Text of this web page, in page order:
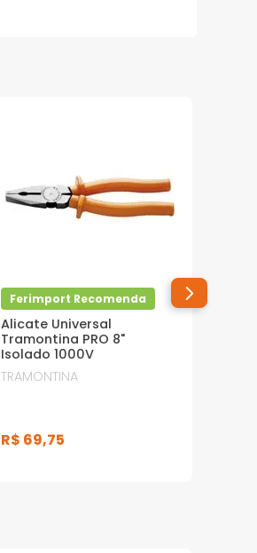
Ferimport Recomenda
Alicate Universal
Tramontina PRO 8"
Isolado 1000V
TRAMONTINA
R$ 69,75